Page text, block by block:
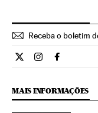
Receba o boletim
Cultura El País
Cultura ElCultura El
MAIS INFORMAÇÕES